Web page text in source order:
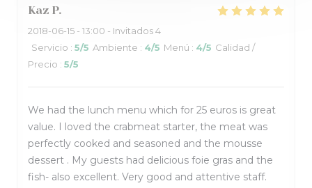
Kaz P
2018-06-15 - 13:00 - Invitados 4
Servicio : 5/5 Ambiente : 4/5 Menú : 4/5 Calidad /
Precio : 5/5
We had the lunch menu which for 25 euros is great
value. I loved the crabmeat starter, the meat was
perfectly cooked and seasoned and the mousse
dessert . My guests had delicious foie gras and the
fish- also excellent. Very good and attentive staff.